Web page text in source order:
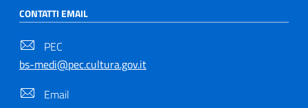
CONTATTI EMAIL
PEC
bs-medi@pec.cultura.gov.it
Email